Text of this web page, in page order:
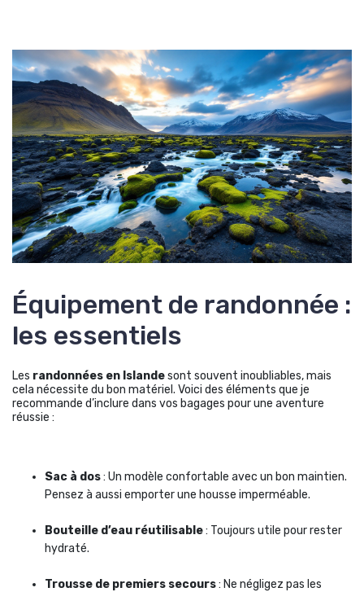
Équipement de randonnée :
les essentiels
Les randonnées en Islandesont souvent inoubliables, mais
cela nécessite du bon matériel. Voici des éléments que je
recommande d’inclure dans vos bagages pour une aventure
réussie :
Sac à dos: Un modèle confortable avec un bon maintien.
Pensez à aussi emporter une housse imperméable.
Bouteille d’eau réutilisable: Toujours utile pour rester
hydraté.
Trousse de premiers secours: Ne négligez pas les